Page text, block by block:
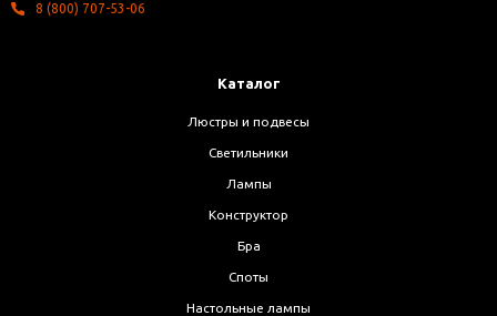
8 (800) 707-53-06
Каталог
Люстры и подвесы
Светильники
Лампы
Конструктор
Бра
Споты
Настольные лампы